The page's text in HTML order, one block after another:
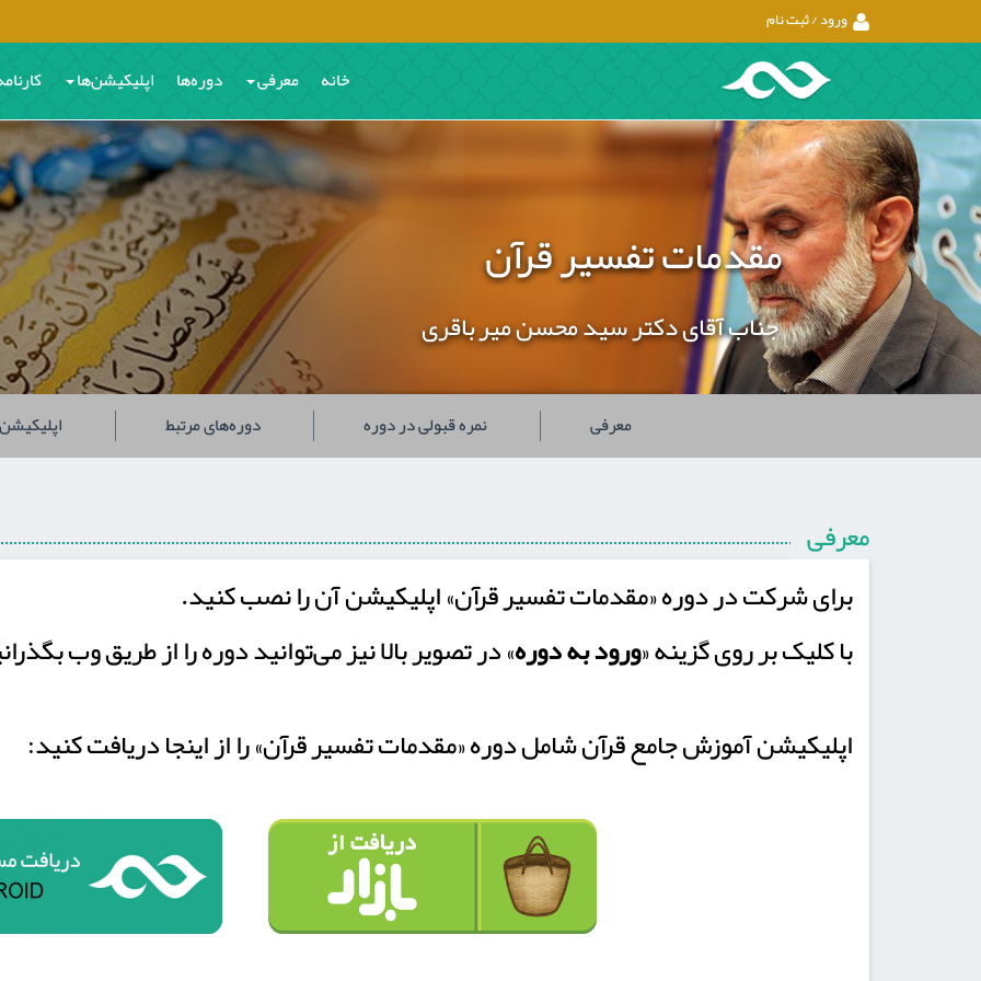
ورود / ثبت نام
خانه معرفی دوره‌ها اپلیکیشن‌ها
مقدمات تفسیر قرآن
جناب آقای دکتر سید محسن میرباقری
معرفی نمره قبولی در دوره دوره‌های مرتبط اپلیکیشن
معرفی
برای شرکت در دوره «مقدمات تفسیر قرآن» اپلیکیشن آن را نصب کنید.
با کلیک بر روی گزینه «ورود به دوره» در تصویر بالا نیز می‌توانید دوره را از طریق وب
اپلیکیشن آموزش جامع قرآن شامل دوره «مقدمات تفسیر قرآن» را از اینجا دریافت کنید: